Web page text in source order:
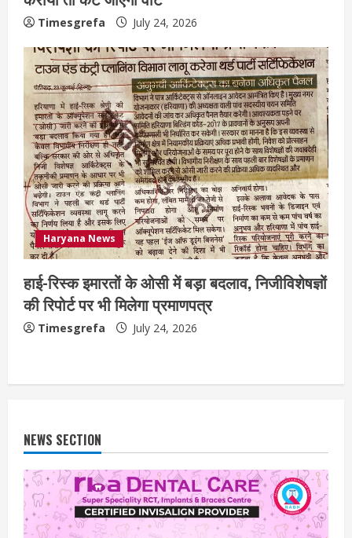
Timesgrefa July 24, 2026
Haryana News
हाई-रिस्क इमारतों के ओसी में बड़ा बदलाव, निजीविशेषज्ञों
की रिपोर्ट पर भी मिलेगा प्रमाणपत्र
Timesgrefa July 24, 2026
NEWS SECTION